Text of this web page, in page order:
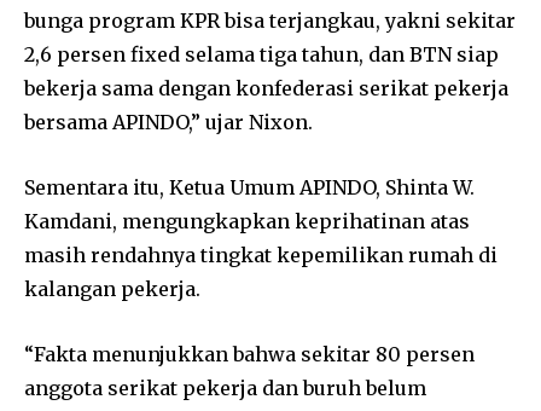
bunga program KPR bisa terjangkau, yakni sekitar
2,6 persen fixed selama tiga tahun, dan BTN siap
bekerja sama dengan konfederasi serikat pekerja
bersama APINDO,” ujar Nixon.
Sementara itu, Ketua Umum APINDO, Shinta W.
Kamdani, mengungkapkan keprihatinan atas
masih rendahnya tingkat kepemilikan rumah di
kalangan pekerja.
“Fakta menunjukkan bahwa sekitar 80 persen
anggota serikat pekerja dan buruh belum